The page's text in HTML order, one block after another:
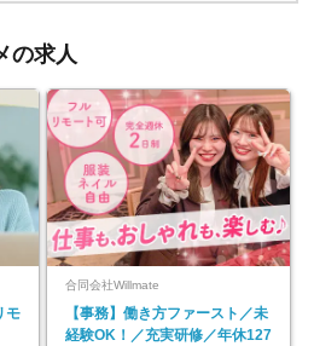
の求人
モ
合同会社Willmate
【事務】働き方ファースト／未
経験OK！／充実研修／年休127